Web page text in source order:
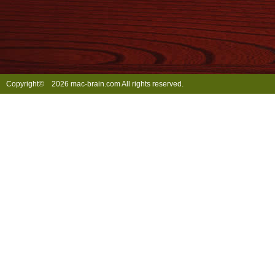
Copyright© 2026 mac-brain.com All rights reserved.